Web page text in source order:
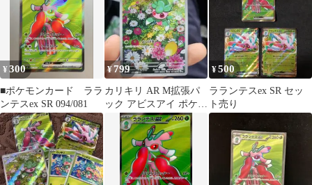
¥300
■ポケモンカード ララ
ンテスex SR 094/081
¥799
カリキリ AR M拡張パ
ック アビスアイ ポケモ
ンカード ラランテスex
¥500
ラランテスex SR セッ
ト売り